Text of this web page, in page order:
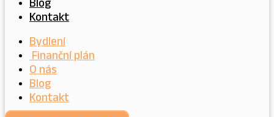
Blog
Kontakt
Bydlení
Finanční plán
O nás
Blog
Kontakt